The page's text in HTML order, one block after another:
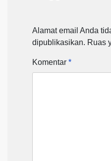
Alamat email Anda
dipublikasikan. Ruas
Komentar *